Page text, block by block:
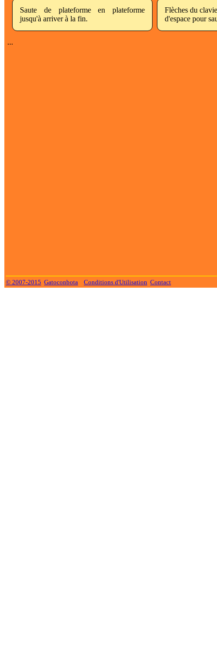
Saute de plateforme en plateforme
jusqu'à arriver à la fin.
Flèches du
d'espace pour
...
© 2007-2015 Gatoconbota Conditions d'Utilisation Contact